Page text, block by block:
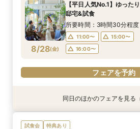
8/27(木)
11:00〜
16:00〜
フェアを予約
8/28(金)
【平日人気No.1】ゆった
邸宅&試食
所要時間：3時間30分程度
11:00〜
15:00〜
16:00〜
フェアを予約
【月・金限定♪】感動の
【比較見学にも◎】知りた
【平日限定】仕事終わり
同日のほかのフェアを見る
試食会 特典あり